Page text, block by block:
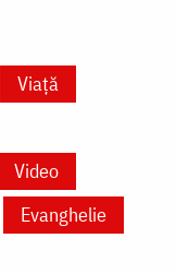
Viață
Video
Evanghelie